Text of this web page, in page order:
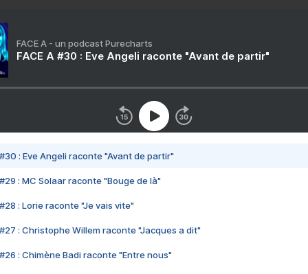
FACE A - un podcast Purecharts
FACE A #30 : Eve Angeli raconte "Avant de partir"
#30 : Eve Angeli raconte "Avant de partir"
#29 : MC Solaar raconte "Bouge de là"
#28 : Lorie raconte "Je vais vite"
#27 : Christophe Willem raconte "Jacques a dit"
#26 : Chimène Badi raconte "Entre nous"